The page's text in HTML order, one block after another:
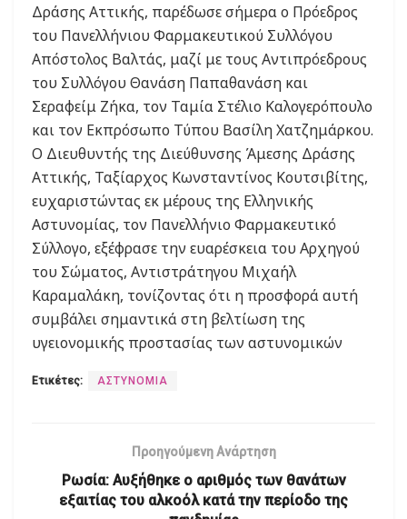
Δράσης Αττικής, παρέδωσε σήμερα ο Πρόεδρος
του Πανελλήνιου Φαρμακευτικού Συλλόγου
Απόστολος Βαλτάς, μαζί με τους Αντιπρόεδρους
του Συλλόγου Θανάση Παπαθανάση και
Σεραφείμ Ζήκα, τον Ταμία Στέλιο Καλογερόπουλο
και τον Εκπρόσωπο Τύπου Βασίλη Χατζημάρκου.
Ο Διευθυντής της Διεύθυνσης Άμεσης Δράσης
Αττικής, Ταξίαρχος Κωνσταντίνος Κουτσιβίτης,
ευχαριστώντας εκ μέρους της Ελληνικής
Αστυνομίας, τον Πανελλήνιο Φαρμακευτικό
Σύλλογο, εξέφρασε την ευαρέσκεια του Αρχηγού
του Σώματος, Αντιστράτηγου Μιχαήλ
Καραμαλάκη, τονίζοντας ότι η προσφορά αυτή
συμβάλει σημαντικά στη βελτίωση της
υγειονομικής προστασίας των αστυνομικών
Ετικέτες: ΑΣΤΥΝΟΜΙΑ
Προηγούμενη Ανάρτηση
Ρωσία: Αυξήθηκε ο αριθμός των θανάτων
εξαιτίας του αλκοόλ κατά την περίοδο της